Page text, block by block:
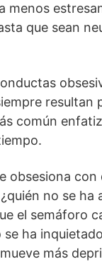
menos
que sean
resultan
común
obsesiona con
no se ha
el semáforo
se ha
más